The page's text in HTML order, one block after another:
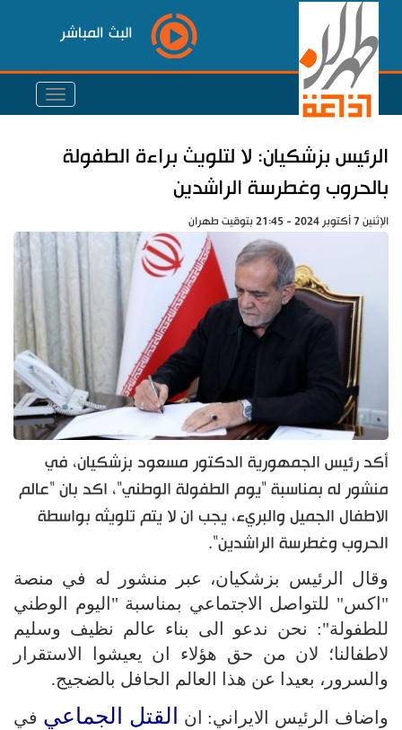
البث المباشر
الرئيس بزشكيان: لا لتلويث براءة الطفولة
بالحروب وغطرسة الراشدين
الإثنين 7 أكتوبر 2024 - 21:45 بتوقيت طهران
أكد رئيس الجمهورية الدكتور مسعود بزشكيان، في
منشور له بمناسبة "يوم الطفولة الوطني"، اكد بان "عالم
الاطفال الجميل والبريء، يجب ان لا يتم تلويثه بواسطة
الحروب وغطرسة الراشدين".
وقال الرئيس بزشكيان، عبر منشور له في منصة
"اكس" للتواصل الاجتماعي بمناسبة "اليوم الوطني
للطفولة": نحن ندعو الى بناء عالم نظيف وسليم
لاطفالنا؛ لان من حق هؤلاء ان يعيشوا الاستقرار
والسرور، بعيدا عن هذا العالم الحافل بالضجيج.
واضاف الرئيس الايراني: ان
القتل الجماعي في